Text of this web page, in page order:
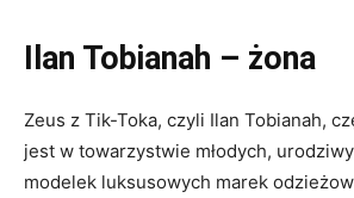
Ilan Tobianah – żona
Zeus z Tik-Toka, czyli Ilan Tobianah,
jest w towarzystwie młodych,
modelek luksusowych marek